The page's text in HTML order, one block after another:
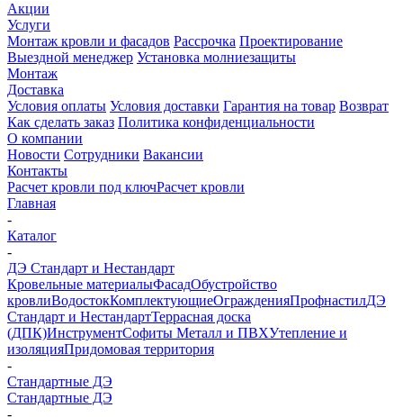
Акции
Услуги
Монтаж кровли и фасадов Рассрочка Проектирование
Выездной менеджер Установка молниезащиты
Монтаж
Доставка
Условия оплаты Условия доставки Гарантия на товар Возврат
Как сделать заказ Политика конфиденциальности
О компании
Новости Сотрудники Вакансии
Контакты
Расчет кровли под ключРасчет кровли
Главная
-
Каталог
-
ДЭ Стандарт и Нестандарт
Кровельные материалыФасадОбустройство
кровлиВодостокКомплектующиеОгражденияПрофнастилДЭ
Стандарт и НестандартТеррасная доска
(ДПК)ИнструментСофиты Металл и ПВХУтепление и
изоляцияПридомовая территория
-
Стандартные ДЭ
Стандартные ДЭ
-